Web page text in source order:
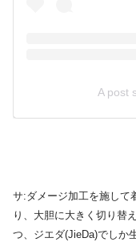
A post
サ:ダメージ加工を施して
り、大胆に大きく切り替
つ、ジエダ(JieDa)でしか